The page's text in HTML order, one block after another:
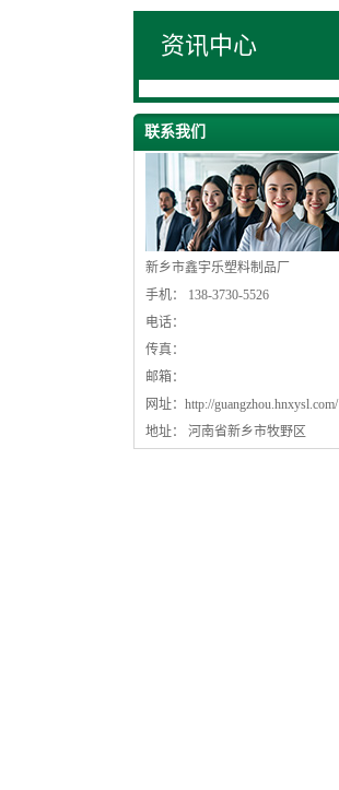
资讯中心
联系我们
新乡市鑫宇乐塑料制品厂
手机： 138-3730-5526
电话：
传真：
邮箱：
网址： http://guangzhou.hnxysl.com/
地址： 河南省新乡市牧野区